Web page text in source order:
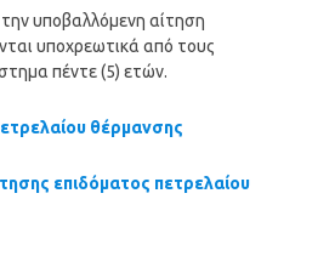
υποβαλλόμενη αίτηση
υποχρεωτικά από τους
πέντε (5) ετών.
θέρμανσης
επιδόματος πετρελαίου